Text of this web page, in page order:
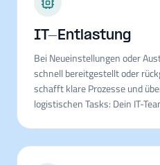
IT-Entlastung
Bei Neueinstellungen oder
schnell bereitgestellt oder
schafft klare Prozesse und
logistischen Tasks: Dein IT-